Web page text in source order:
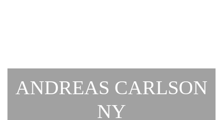
ANDREAS CARLSON
NY